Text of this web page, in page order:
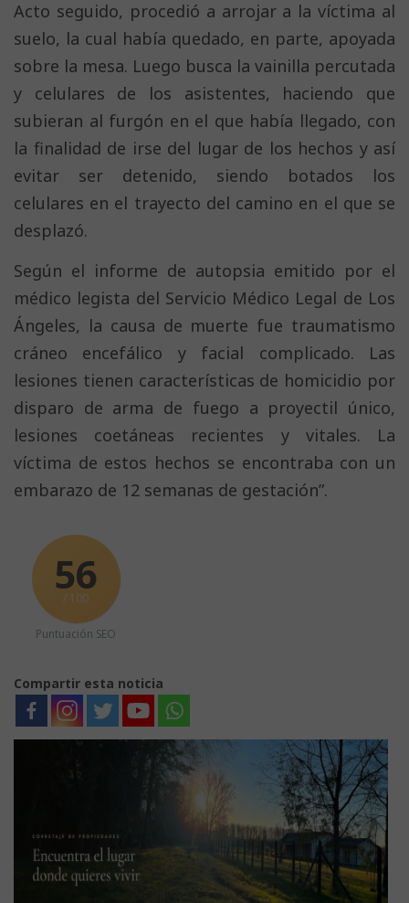
Acto seguido, procedió a arrojar a la víctima al
suelo, la cual había quedado, en parte, apoyada
sobre la mesa. Luego busca la vainilla percutada
y celulares de los asistentes, haciendo que
subieran al furgón en el que había llegado, con
la finalidad de irse del lugar de los hechos y así
evitar ser detenido, siendo botados los
celulares en el trayecto del camino en el que se
desplazó.
Según el informe de autopsia emitido por el
médico legista del Servicio Médico Legal de Los
Ángeles, la causa de muerte fue traumatismo
cráneo encefálico y facial complicado. Las
lesiones tienen características de homicidio por
disparo de arma de fuego a proyectil único,
lesiones coetáneas recientes y vitales. La
víctima de estos hechos se encontraba con un
embarazo de 12 semanas de gestación”.
56
/ 100
Puntuación SEO
Compartir esta noticia